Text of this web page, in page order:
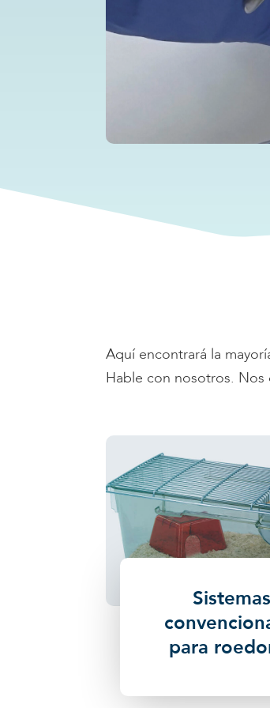
Aquí encontrará la
Hable con nosotros. Nos
Sistemas
para